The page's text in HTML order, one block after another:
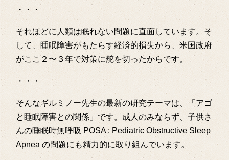
・・・
それほどに人類は眠れない問題に直面しています。そ
して、睡眠障害がもたらす経済的損失から、米国政府
がここ２〜３年で対策に舵を切ったからです。
・・・
そんなギルミノー先生の最新の研究テーマは、「アゴ
と睡眠障害との関係」です。成人のみならず、子供さ
んの睡眠時無呼吸 POSA : Pediatric Obstructive Sleep
Apnea の問題にも精力的に取り組んでいます。